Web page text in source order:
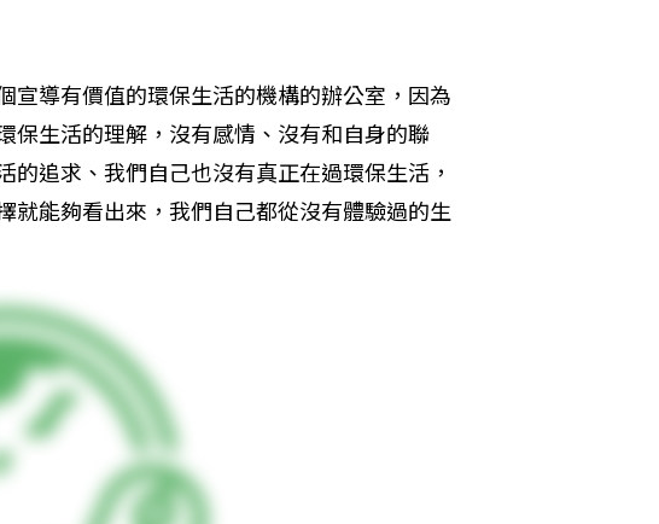
宣導有價值的環保生活的機構的辦公室，因為
保生活的理解，沒有感情、沒有和自身的聯
追求、我們自己也沒有真正在過環保生活，
就能夠看出來，我們自己都從沒有體驗過的生